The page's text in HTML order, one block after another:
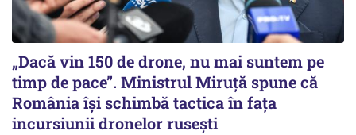
„Dacă vin 150 de drone, nu mai suntem pe
timp de pace”. Ministrul Miruţă spune că
România își schimbă tactica în fața
incursiunii dronelor rusești